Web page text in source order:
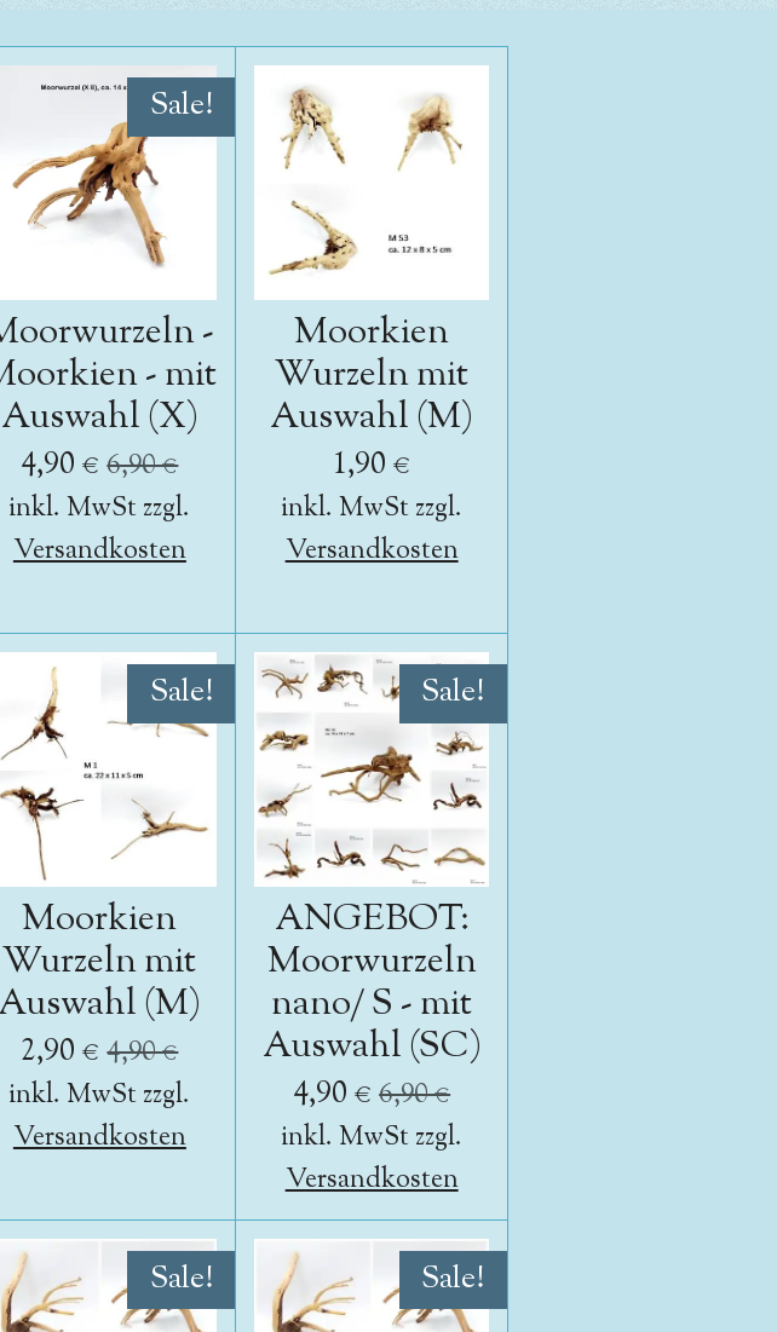
Sale!
-
- mit
Auswahl (X)
4,90 € 6,90 €
inkl. MwSt zzgl.
Versandkosten
Moorkien
Wurzeln mit
Auswahl (M)
1,90 €
inkl. MwSt zzgl.
Versandkosten
Sale!
Moorkien
Wurzeln mit
Auswahl (M)
2,90 € 4,90 €
inkl. MwSt zzgl.
Versandkosten
Sale!
ANGEBOT:
Moorwurzeln
nano/ S - mit
Auswahl (SC)
4,90 € 6,90 €
inkl. MwSt zzgl.
Versandkosten
Sale! Sale!